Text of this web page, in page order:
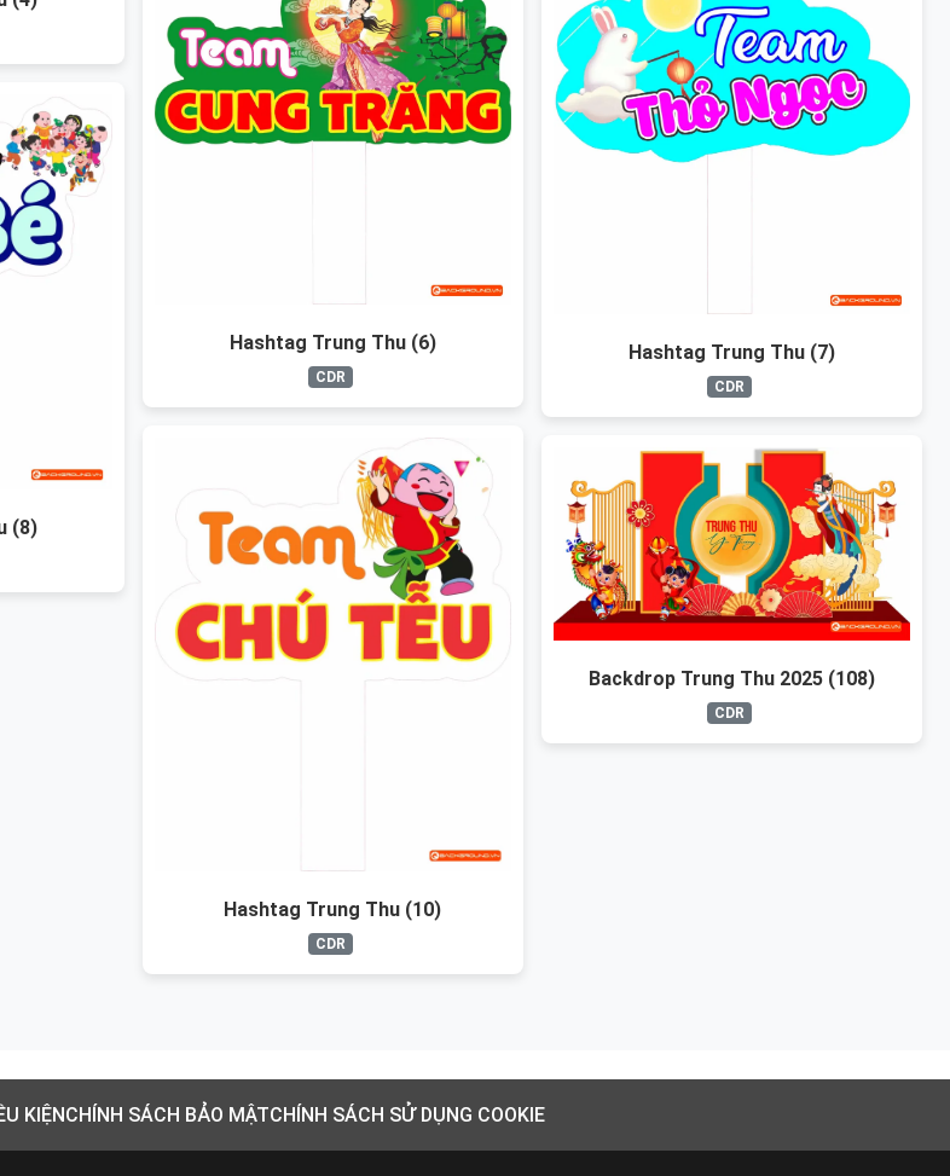
Hashtag Trung Thu (6)
CDR
Hashtag Trung Thu (7)
CDR
(8)
Hashtag Trung Thu (10)
CDR
Backdrop Trung Thu 2025 (108)
CDR
KIỆN CHÍNH SÁCH BẢO MẬTCHÍNH SÁCH SỬ DỤNG COOKIE